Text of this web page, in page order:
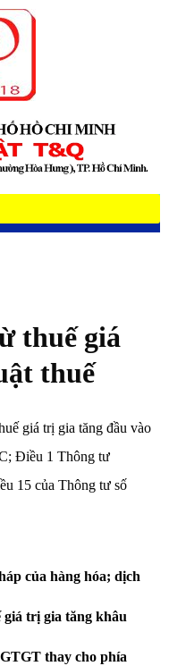
thuế giá
thuế
giá trị gia tăng đầu vào
Điều 1 Thông tư
15 của Thông tư số
của hàng hóa; dịch
giá trị gia tăng khâu
thay cho phía